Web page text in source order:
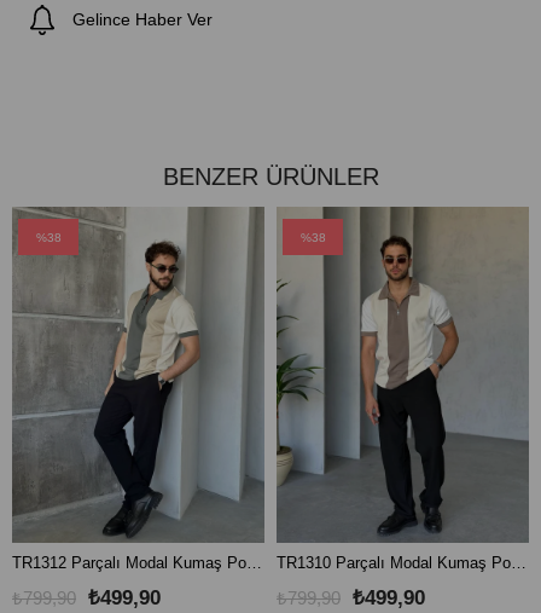
Gelince Haber Ver
BENZER ÜRÜNLER
TR1312 Parçalı Modal Kumaş Polo Yaka Haki Krem
₺499,90
₺799,90
%38
TR1310 Parçalı Modal Kumaş Polo Yaka Kahve Krem
₺499,90
₺799,90
%38